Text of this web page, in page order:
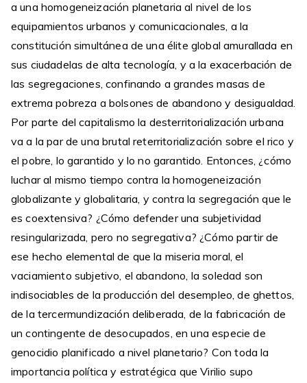
a una homogeneización planetaria al nivel de los
equipamientos urbanos y comunicacionales, a la
constitución simultánea de una élite global amurallada en
sus ciudadelas de alta tecnología, y a la exacerbación de
las segregaciones, confinando a grandes masas de
extrema pobreza a bolsones de abandono y desigualdad.
Por parte del capitalismo la desterritorialización urbana
va a la par de una brutal reterritorialización sobre el rico y
el pobre, lo garantido y lo no garantido. Entonces, ¿cómo
luchar al mismo tiempo contra la homogeneización
globalizante y globalitaria, y contra la segregación que le
es coextensiva? ¿Cómo defender una subjetividad
resingularizada, pero no segregativa? ¿Cómo partir de
ese hecho elemental de que la miseria moral, el
vaciamiento subjetivo, el abandono, la soledad son
indisociables de la producción del desempleo, de ghettos,
de la tercermundización deliberada, de la fabricación de
un contingente de desocupados, en una especie de
genocidio planificado a nivel planetario? Con toda la
importancia política y estratégica que Virilio supo